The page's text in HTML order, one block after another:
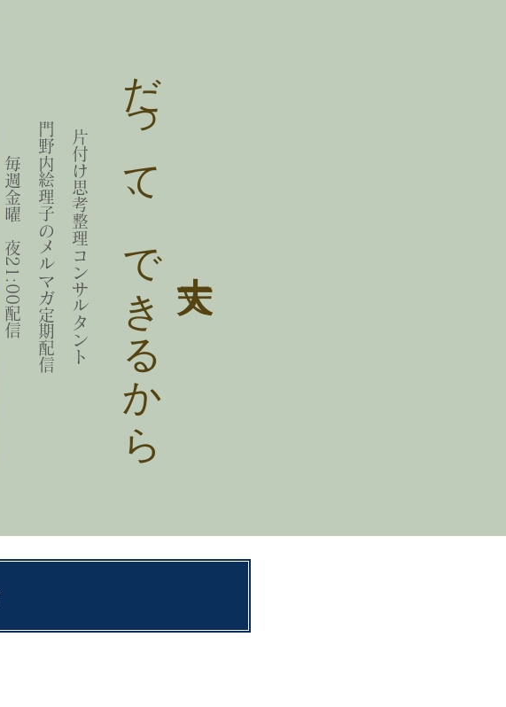
だって、できるから
片付け思考整理コンサルタント
門野内絵理子のメルマガ定期配信
毎週金曜 夜21:00配信